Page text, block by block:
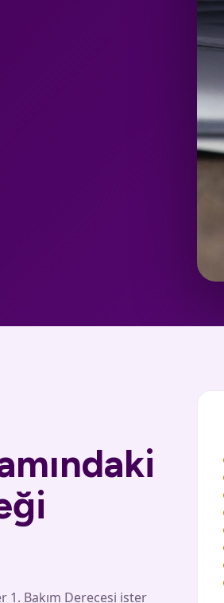
1. Bakım Derecesi ister